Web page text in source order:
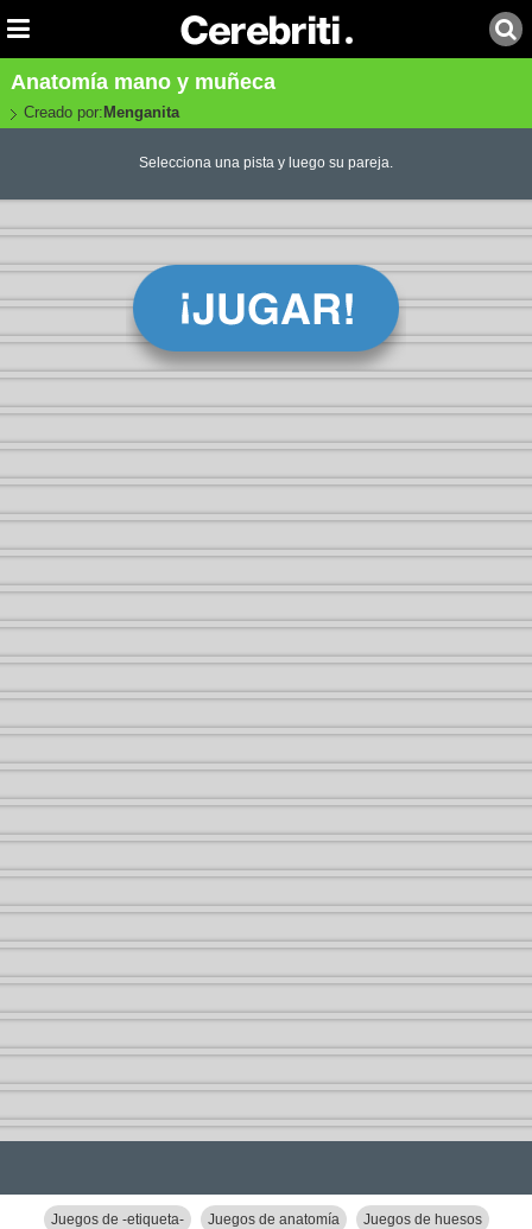
Anatomía mano y muñeca
Creado por: Menganita
Selecciona una pista y luego su pareja.
Juegos de -etiqueta- Juegos de anatomía Juegos de huesos